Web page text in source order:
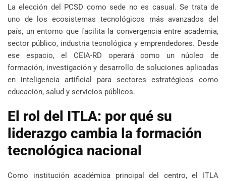
La elección del PCSD como sede no es casual. Se trata de
uno de los ecosistemas tecnológicos más avanzados del
país, un entorno que facilita la convergencia entre academia,
sector público, industria tecnológica y emprendedores. Desde
ese espacio, el CEIA-RD operará como un núcleo de
formación, investigación y desarrollo de soluciones aplicadas
en inteligencia artificial para sectores estratégicos como
educación, salud y servicios públicos.
El rol del ITLA: por qué su
liderazgo cambia la formación
tecnológica nacional
Como institución académica principal del centro, el ITLA